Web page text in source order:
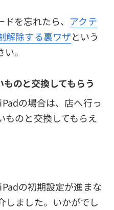
を忘れたら、 アクテ
解除する裏ワザという
。
のと交換してもらう
の場合は、店へ行っ
のと交換してもらえ
の初期設定が進まな
しました。いかがでし